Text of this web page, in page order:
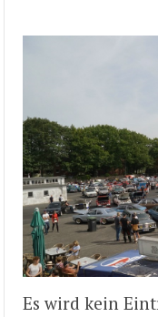
Es wird kein